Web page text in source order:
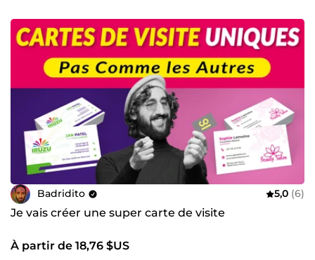
Badridito 5,0 (6)
Je vais créer une super carte de visite
À partir de 18,76 $US